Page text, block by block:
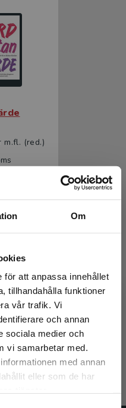
Om
för att anpassa innehållet
tillhandahålla funktioner
vår trafik. Vi
och annan
sociala medier och
vi samarbetar med.
med annan
eller som de har
utanför Sverige.
m.fl. (red.)
m.fl. (red.)
kr